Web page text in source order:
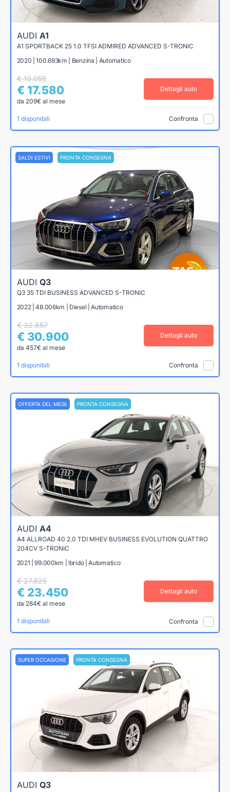
AUDI A1
A1 SPORTBACK 25 1.0 TFSI ADMIRED ADVANCED S-TRONIC
2020 | 100.693km | Benzina | Automatico
€ 19.055
€ 17.580
da 209€ al mese
Dettagli auto
1 disponibili Confronta
SALDI ESTIVI PRONTA CONSEGNA
AUDI Q3
Q3 35 TDI BUSINESS ADVANCED S-TRONIC
2022 | 48.006km | Diesel | Automatico
€ 32.857
€ 30.900
da 457€ al mese
Dettagli auto
1 disponibili Confronta
OFFERTA DEL MESE PRONTA CONSEGNA
AUDI A4
A4 ALLROAD 40 2.0 TDI MHEV BUSINESS EVOLUTION QUATTRO
204CV S-TRONIC
2021 | 99.000km | Ibrido | Automatico
€ 27.825
€ 23.450
da 284€ al mese
Dettagli auto
1 disponibili Confronta
SUPER OCCASIONE PRONTA CONSEGNA
AUDI Q3